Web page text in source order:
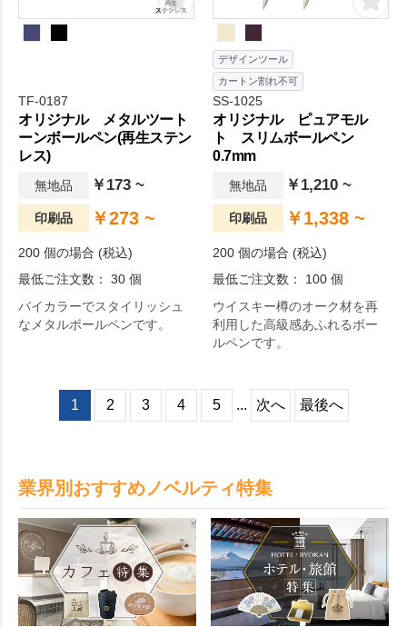
TF-0187
オリジナル メタルツート
ーンボールペン(再生ステン
レス)
無地品 ￥173 ~
印刷品 ￥273 ~
200 個の場合 (税込)
最低ご注文数： 30 個
バイカラーでスタイリッシュ
なメタルボールペンです。
デザインツール
カートン割れ不可
SS-1025
オリジナル ピュアモル
ト スリムボールペン
0.7mm
無地品 ￥1,210 ~
印刷品 ￥1,338 ~
200 個の場合 (税込)
最低ご注文数： 100 個
ウイスキー樽のオーク材を再
利用した高級感あふれるボー
ルペンです。
1 2 3 4 5 ... 次へ 最後へ
業界別おすすめノベルティ特集